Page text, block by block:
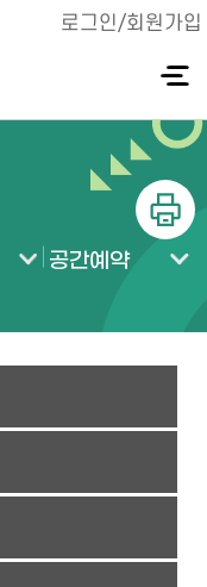
로그인/회원가입
전체메
뉴 열기
인쇄
공간예약